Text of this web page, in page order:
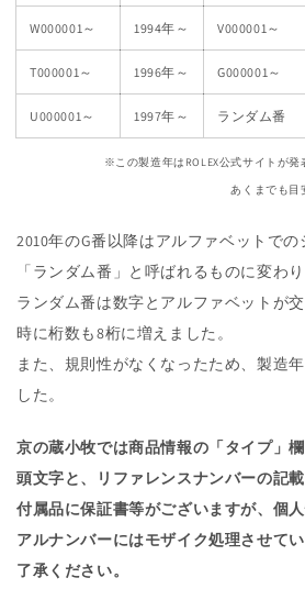
W000001～ 1994年～ V000001～
T000001～ 1996年～ G000001～
U000001～ 1997年～ ランダム番
※この製造年はROLEX公式サイトが
あくまでも目
2010年のG番以降はアルファベットで
「ランダム番」と呼ばれるものに変わり
ランダム番は数字とアルファベットが
時に桁数も8桁に増えました。
また、規則性がなくなったため、製造
した。
京の蔵小牧では商品情報の「タイプ」
頭文字と、リファレンスナンバーの記載
付属品に保証書等がございますが、個
アルナンバーにはモザイク処理させて
了承ください。